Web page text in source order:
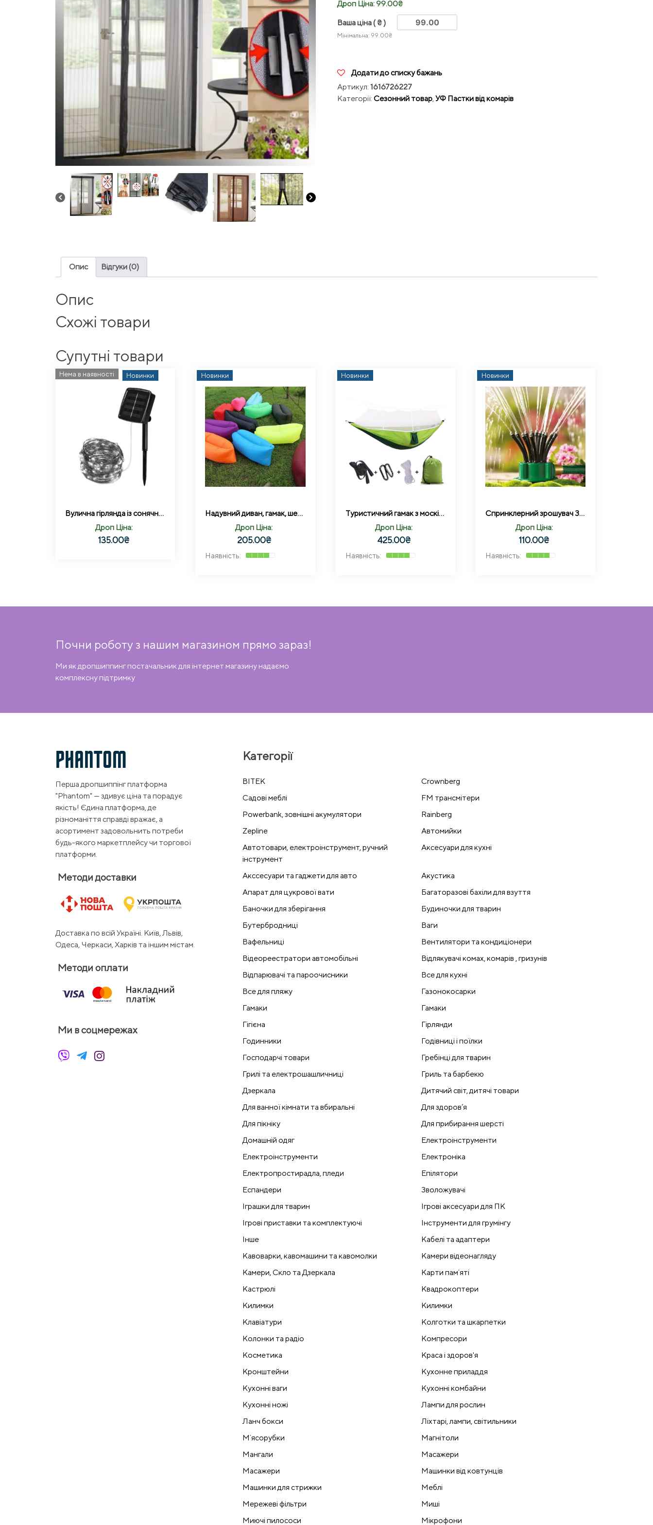
Дроп Ціна:99.00₴
Ваша ціна( ₴ )
Мінімальна: 99.00₴
Додати до списку бажань
Артикул:1616726227
Категорії:Сезонний товар,УФ Пастки від комарів
Опис Відгуки (0)
Опис
Схожі товари
Супутні товари
Нема в наявності Новинки
Вулична гірлянда із сонячною панеллю Крапля роси SFK-15 з RGB підсвічуванням 10м 100LED
Дроп Ціна:
135.00₴
Новинки
Надувний диван, гамак, шезлонг, ламзак Supretto Air Sofa
Дроп Ціна:
205.00₴
Новинки
Туристичний гамак з москітною сіткою Hammock With Net GREEN
Дроп Ціна:
425.00₴
Новинки
Спринклерний зрошувач 360 multifunctional Water Sprinklers розпилювач для газону (1871) BB
Дроп Ціна:
110.00₴
Почни роботу з нашим магазином прямо зараз!
Ми як дропшиппинг постачальник для інтернет магазину надаємо
комплексну підтримку
PHANTOM
Перша дропшиппінг платформа
"Phantom" — здивує ціна та порадує
якість! Єдина платформа, де
різноманіття справді вражає, а
асортимент задовольнить потреби
будь-якого маркетплейсу чи торгової
платформи.
Методи доставки
Доставка по всій Україні. Київ, Львів,
Одеса, Черкаси, Харків та іншим містам.
Методи оплати
Ми в соцмережах
Категорії
BITEK
Crownberg
Cадові меблі
FM трансмітери
Powerbank, зовнішні акумулятори
Rainberg
Zepline
Автомийки
Автотовари, електроінструмент, ручний
інструмент
Аксесуари для кухні
Акссесуари та гаджети для авто
Акустика
Апарат для цукрової вати
Багаторазові бахіли для взуття
Баночки для зберігання
Будиночки для тварин
Бутербродниці
Ваги
Вафельниці
Вентилятори та кондиціонери
Відеореестратори автомобільні
Відлякувачі комах, комарів , гризунів
Відпарювачі та пароочисники
Все для кухні
Все для пляжу
Газонокосарки
Гамаки
Гамаки
Гігієна
Гірлянди
Годинники
Годівниці і поїлки
Господарчі товари
Гребінці для тварин
Грилі та електрошашличниці
Гриль та барбекю
Дзеркала
Дитячий світ, дитячі товари
Для ванної кімнати та вбиральні
Для здоров’я
Для пікніку
Для прибирання шерсті
Домашній одяг
Електроінструменти
Електроінструменти
Електроніка
Електропростирадла, пледи
Епілятори
Еспандери
Зволожувачі
Іграшки для тварин
Ігрові аксесуари для ПК
Ігрові приставки та комплектуючі
Інструменти для грумінгу
Інше
Кабелі та адаптери
Кавоварки, кавомашини та кавомолки
Камери відеонагляду
Камери, Скло та Дзеркала
Карти памʼяті
Кастрюлі
Квадрокоптери
Килимки
Килимки
Клавіатури
Колготки та шкарпетки
Колонки та радіо
Компресори
Косметика
Краса і здоров'я
Кронштейни
Кухонне приладдя
Кухонні ваги
Кухонні комбайни
Кухонні ножі
Лампи для рослин
Ланч бокси
Ліхтарі, лампи, світильники
Мʼясорубки
Магнітоли
Мангали
Масажери
Масажери
Машинки від ковтунців
Машинки для стрижки
Меблі
Мережеві фільтри
Миші
Миючі пилососи
Мікрофони